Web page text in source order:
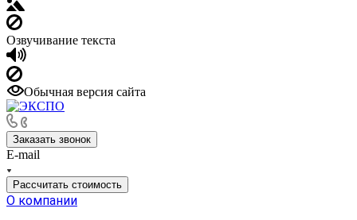
Озвучивание текста
Обычная версия сайта
Заказать звонок
E-mail
Рассчитать стоимость
О компании